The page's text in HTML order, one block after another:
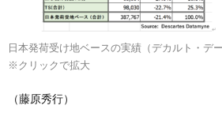
日本発荷受け地ベースの実績（デカルト・デ
※クリックで拡大
（藤原秀行）